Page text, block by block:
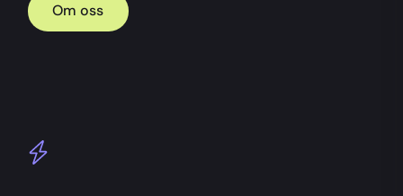
Om oss